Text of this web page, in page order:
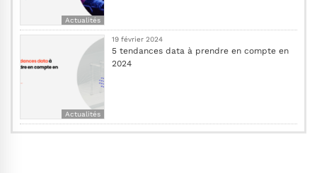
Actualités
Actualités
19 février 2024
5 tendances data à prendre en compte en
2024